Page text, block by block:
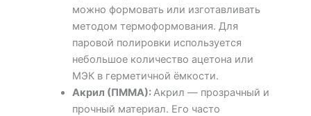
можно формовать или изготавливать
методом термоформования. Для
паровой полировки используется
небольшое количество ацетона или
МЭК в герметичной ёмкости.
Акрил (ПММА):Акрил — прозрачный и
прочный материал. Его часто